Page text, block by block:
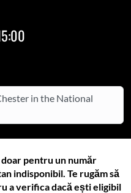
in the National
pentru un număr
indisponibil. Te rugăm să
a verifica dacă ești eligibil